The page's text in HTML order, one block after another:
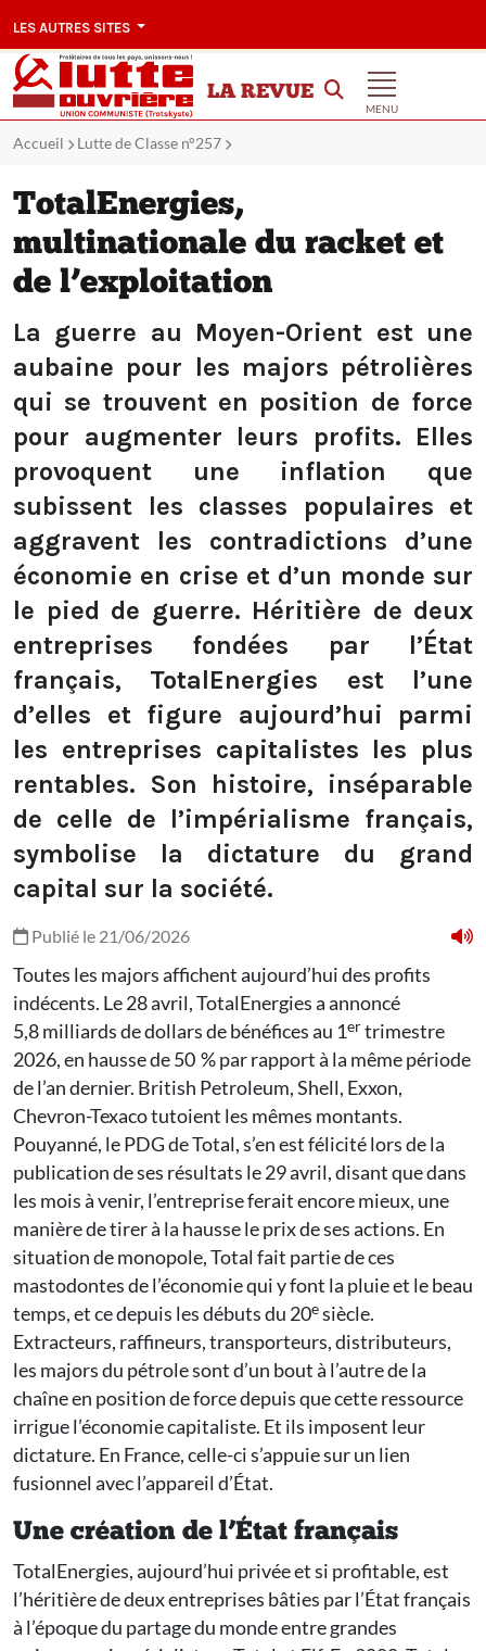
LES AUTRES SITES
LA REVUE
MENU
Accueil Lutte de Classe n°257
TotalEnergies,
multinationale du racket et
de l’exploitation
La guerre au Moyen-Orient est une
aubaine pour les majors pétrolières
qui se trouvent en position de force
pour augmenter leurs profits. Elles
provoquent une inflation que
subissent les classes populaires et
aggravent les contradictions d’une
économie en crise et d’un monde sur
le pied de guerre. Héritière de deux
entreprises fondées par l’État
français, TotalEnergies est l’une
d’elles et figure aujourd’hui parmi
les entreprises capitalistes les plus
rentables. Son histoire, inséparable
de celle de l’impérialisme français,
symbolise la dictature du grand
capital sur la société.
Publié le 21/06/2026
Toutes les majors affichent aujourd’hui des profits
indécents. Le 28 avril, TotalEnergies a annoncé
5,8 milliards de dollars de bénéfices au 1ertrimestre
2026, en hausse de 50 % par rapport à la même période
de l’an dernier. British Petroleum, Shell, Exxon,
Chevron-Texaco tutoient les mêmes montants.
Pouyanné, le PDG de Total, s’en est félicité lors de la
publication de ses résultats le 29 avril, disant que dans
les mois à venir, l’entreprise ferait encore mieux, une
manière de tirer à la hausse le prix de ses actions. En
situation de monopole, Total fait partie de ces
mastodontes de l’économie qui y font la pluie et le beau
temps, et ce depuis les débuts du 20esiècle.
Extracteurs, raffineurs, transporteurs, distributeurs,
les majors du pétrole sont d’un bout à l’autre de la
chaîne en position de force depuis que cette ressource
irrigue l’économie capitaliste. Et ils imposent leur
dictature. En France, celle-ci s’appuie sur un lien
fusionnel avec l’appareil d’État.
Une création de l’État français
TotalEnergies, aujourd’hui privée et si profitable, est
l’héritière de deux entreprises bâties par l’État français
à l’époque du partage du monde entre grandes